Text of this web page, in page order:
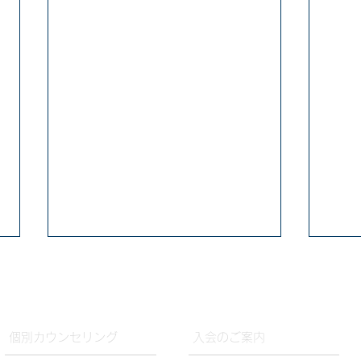
​個別カウンセリング 入会のご案内